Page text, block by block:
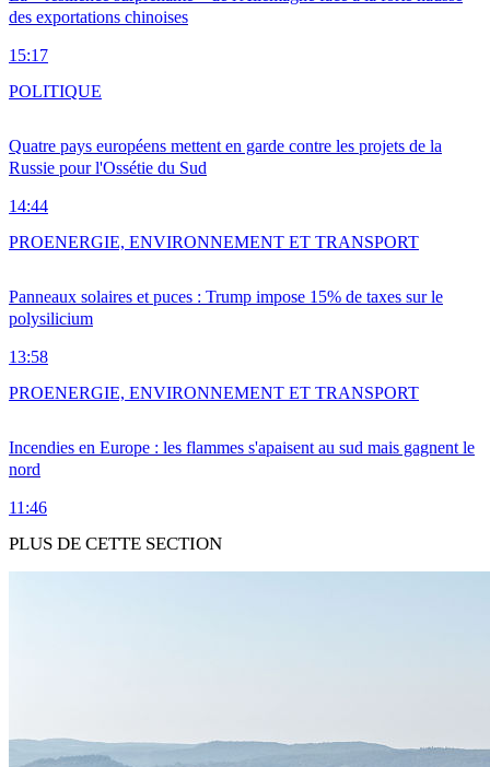
des exportations chinoises
15:17
Quatre pays européens mettent en garde contre les projets de la
Russie pour l'Ossétie du Sud
14:44
POLITIQUE
Panneaux solaires et puces : Trump impose 15% de taxes sur le
polysilicium
13:58
PROENERGIE, ENVIRONNEMENT ET TRANSPORT
Incendies en Europe : les flammes s'apaisent au sud mais gagnent le
nord
11:46
PROENERGIE, ENVIRONNEMENT ET TRANSPORT
PLUS DE CETTE SECTION